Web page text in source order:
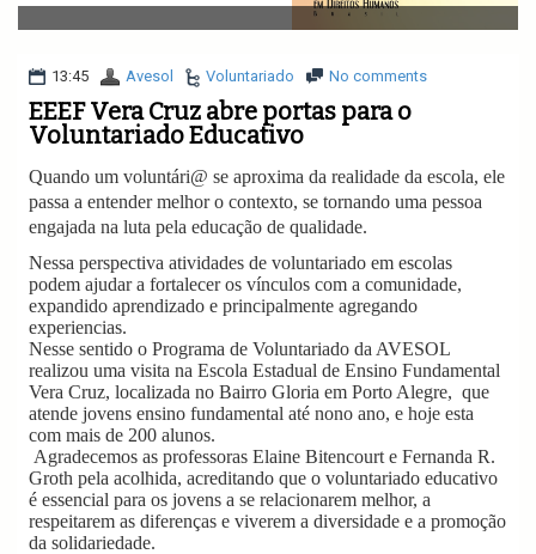
v
i
a
i
o
13:45 Avesol Voluntariado No comments
EEEF Vera Cruz abre portas para o
Voluntariado Educativo
Quando um voluntári@ se aproxima da realidade da escola, ele
passa a entender melhor o contexto, se tornando uma pessoa
engajada na luta pela educação de qualidade.
Nessa perspectiva atividades de voluntariado em escolas
podem ajudar a fortalecer os vínculos com a comunidade,
expandido aprendizado e principalmente agregando
experiencias.
Nesse sentido o Programa de Voluntariado da AVESOL
realizou uma visita na Escola Estadual de Ensino Fundamental
Vera Cruz, localizada no Bairro Gloria em Porto Alegre, que
atende jovens ensino fundamental até nono ano, e hoje esta
com mais de 200 alunos.
Agradecemos as professoras Elaine Bitencourt e Fernanda R.
Groth pela acolhida, acreditando que o voluntariado educativo
é essencial para os jovens a se relacionarem melhor, a
respeitarem as diferenças e viverem a diversidade e a promoção
da solidariedade.